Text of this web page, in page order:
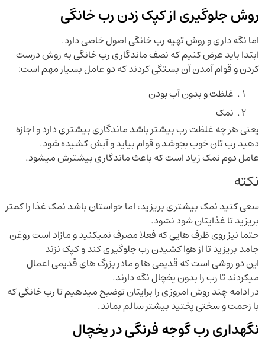
روش جلوگیری از کپک زدن رب خانگی
اما نگه داری و روش تهیه رب خانگی اصول خاصی دارد.
ابتدا باید عرض کنیم که نصف ماندگاری رب خانگی به روش درست
کردن و قوام آمدن آن بستگی کردند که دو عامل بسیار مهم است:
غلظت و بدون آب بودن
نمک
یعنی هر چه غلظت رب بیشتر باشد ماندگاری بیشتری دارد و اجازه
دهید رب تان خوب بجوشد و قوام بیاید و آبش کشیده شود.
عامل دوم نمک زیاد است که باعث ماندگاری بیشترش میشود.
نکته
سعی کنید نمک بیشتری بریزید، اما حواستان باشد نمک غذا را کمتر
بریزید تا غذایتان شود نشود.
حتما نیز روی ظرف هایی که فعلا مصرف نمیکنید و مازاد است روغن
جامد بریزید تا از هوا کشیدن رب جلوگیری کند و کپک نزند
این دو روشی است که قدیمی ها و مادر بزرگ های قدیمی اعمال
میکردند تا رب را بدون یخچال نگه دارند.
در ادامه چند روش امروزی را برایتان توضبح میدهیم تا رب خانگی که
با زحمت و سختی پختید بیشتر سالم بماند.
نگهداری رب گوجه فرنگی در یخچال